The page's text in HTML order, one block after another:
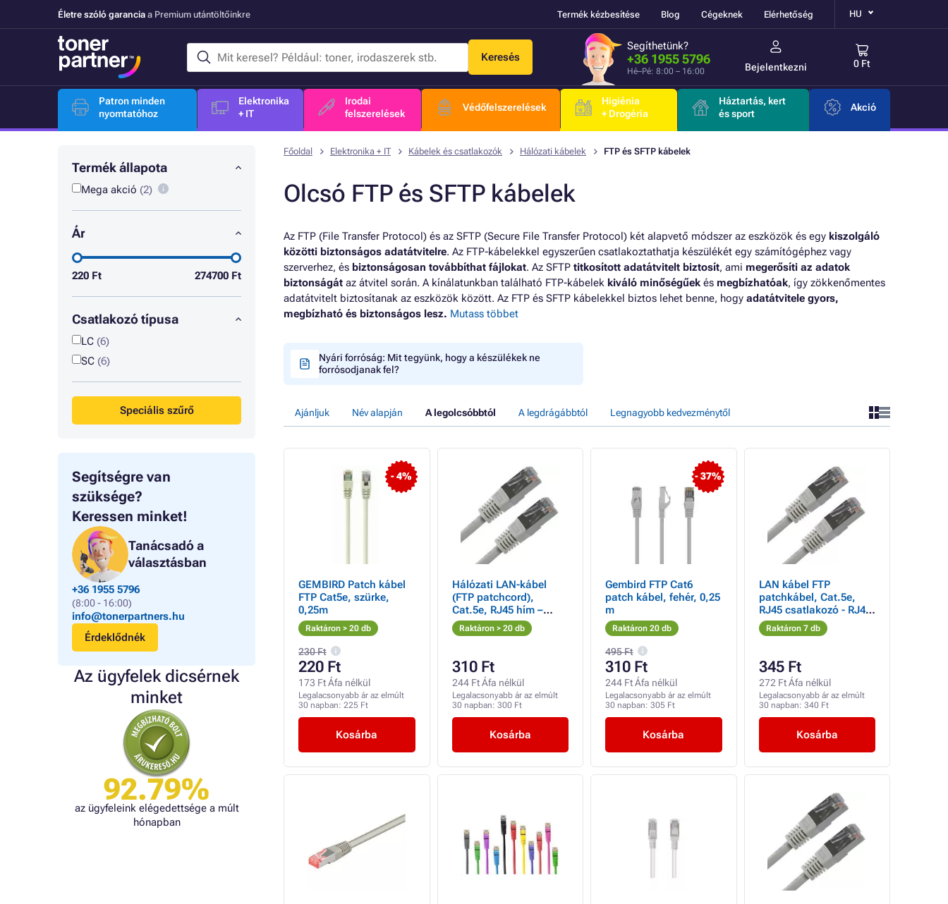
Életre szóló garancia a Premium utántöltőinkre Termék kézbesítése Blog Cégeknek Elérhetőség HU
Keresés
Segíthetünk?
+36 1955 5796
Hé–Pé: 8:00 – 16:00 Bejelentkezni 0 Ft
Patron minden
nyomtatóhoz
Elektronika
+ IT
Irodai
felszerelések
Védőfelszerelések
Higiénia
+ Drogéria
Háztartás, kert
és sport
Akció
Termék állapota
Mega akció (2)
Ár
220 Ft 274700 Ft
Csatlakozó típusa
LC (6)
SC (6)
Speciális szűrő
Segítségre van
szüksége?
Keressen minket!
Tanácsadó a
választásban
+36 1955 5796
(8:00 - 16:00)
info@tonerpartners.hu
Érdeklődnék
Az ügyfelek dicsérnek
minket
92.79%
az ügyfeleink elégedettsége a múlt
hónapban
Főoldal Elektronika + IT Kábelek és csatlakozók Hálózati kábelek FTP és SFTP kábelek
Olcsó FTP és SFTP kábelek
Az FTP (File Transfer Protocol) és az SFTP (Secure File Transfer Protocol) két alapvető módszer az eszközök és egy kiszolgáló
közötti biztonságos adatátvitelre. Az FTP-kábelekkel egyszerűen csatlakoztathatja készülékét egy számítógéphez vagy
szerverhez, és biztonságosan továbbíthat fájlokat. Az SFTP titkosított adatátvitelt biztosít, ami megerősíti az adatok
biztonságát az átvitel során. A kínálatunkban található FTP-kábelek kiváló minőségűek és megbízhatóak, így zökkenőmentes
adatátvitelt biztosítanak az eszközök között. Az FTP és SFTP kábelekkel biztos lehet benne, hogy adatátvitele gyors,
megbízható és biztonságos lesz. Mutass többet
Nyári forróság: Mit tegyünk, hogy a készülékek ne
forrósodjanak fel?
Ajánljuk Név alapján A legolcsóbbtól A legdrágábbtól Legnagyobb kedvezménytől
- 4%
GEMBIRD Patch kábel
FTP Cat5e, szürke,
0,25m
Raktáron > 20 db
230 Ft
220 Ft
173 Ft Áfa nélkül
Legalacsonyabb ár az elmúlt
30 napban: 225 Ft
Kosárba
Hálózati LAN-kábel
(FTP patchcord),
Cat.5e, RJ45 hím –
RJ45 hím, 2 m,
árnyékolt, szürke,
Raktáron > 20 db
310 Ft
244 Ft Áfa nélkül
Legalacsonyabb ár az elmúlt
30 napban: 300 Ft
Kosárba
- 37%
Gembird FTP Cat6
patch kábel, fehér, 0,25
m
Raktáron 20 db
495 Ft
310 Ft
244 Ft Áfa nélkül
Legalacsonyabb ár az elmúlt
30 napban: 305 Ft
Kosárba
LAN kábel FTP
patchkábel, Cat.5e,
RJ45 csatlakozó - RJ45
csatlakozó, 1,5 m,
árnyékolt, szürke,
Raktáron 7 db
345 Ft
272 Ft Áfa nélkül
Legalacsonyabb ár az elmúlt
30 napban: 340 Ft
Kosárba